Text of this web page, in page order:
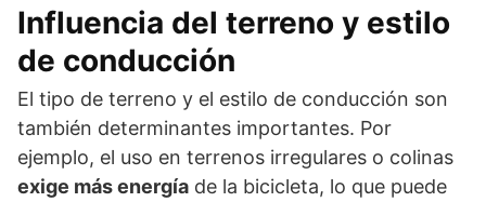
Influencia del terreno y estilo
de conducción
El tipo de terreno y el estilo de conducción son
también determinantes importantes. Por
ejemplo, el uso en terrenos irregulares o colinas
exige más energía de la bicicleta, lo que puede